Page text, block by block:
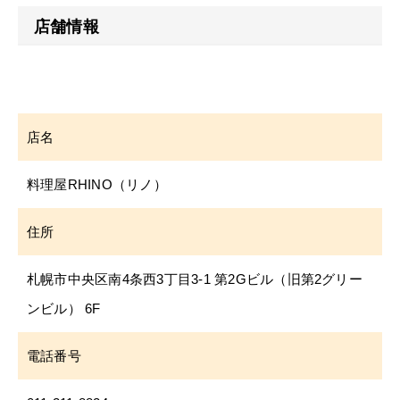
店舗情報
店名
料理屋RHINO（リノ）
住所
札幌市中央区南4条西3丁目3-1 第2Gビル（旧第2グリー
ンビル） 6F
電話番号